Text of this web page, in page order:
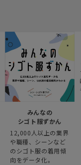
みんなの
シゴト服ずかん
12,000人以上の業界
や職種、シーンなど
のシゴト服の着用傾
向をデータ化。